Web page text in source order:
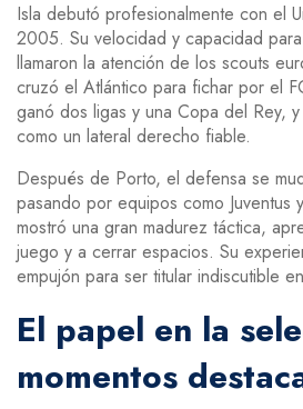
Isla debutó profesionalmente con el
2005. Su velocidad y capacidad
llamaron la atención de los scouts
cruzó el Atlántico para fichar por el
ganó dos ligas y una Copa del Rey,
como un lateral derecho fiable.
Después de Porto, el defensa se
pasando por equipos como Juventus
mostró una gran madurez táctica,
juego y a cerrar espacios. Su
empujón para ser titular indiscutible
El papel en la
momentos